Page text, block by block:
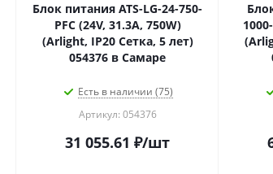
Блок питания ATS-LG-24-750-
PFC (24V, 31.3A, 750W)
(Arlight, IP20 Сетка, 5 лет)
054376 в Самаре
Есть в наличии (75)
Артикул: 054376
31 055.61 ₽/шт